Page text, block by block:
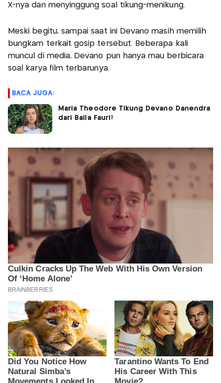
X-nya dan menyinggung soal tikung-menikung.
Meski begitu, sampai saat ini Devano masih memilih
bungkam terkait gosip tersebut. Beberapa kali
muncul di media, Devano pun hanya mau berbicara
soal karya film terbarunya.
BACA JUGA:
Maria Theodore Tikung Devano Danendra
dari Baila Fauri?